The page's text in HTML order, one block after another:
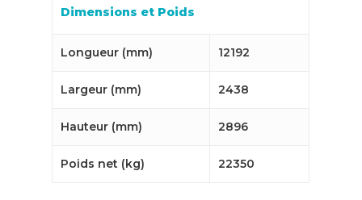
Dimensions et Poids
Longueur (mm) 12192
Largeur (mm) 2438
Hauteur (mm) 2896
Poids net (kg) 22350